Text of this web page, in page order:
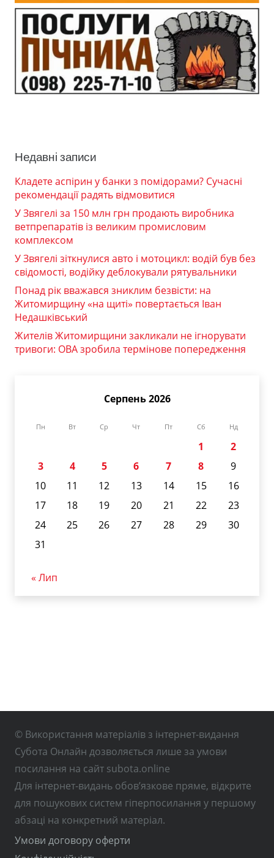
Недавні записи
Кладете аспірин у банки з помідорами? Сучасні
рекомендації радять відмовитися
У Звягелі за 150 млн грн продають виробника
ветпрепаратів із великим промисловим
комплексом
У Звягелі зіткнулися авто і мотоцикл: водій був без
свідомості, водійку деблокували рятувальники
Понад рік вважався зниклим безвісти: на
Житомирщину «на щиті» повертається Іван
Недашківський
Жителів Житомирщини закликали не ігнорувати
тривоги: ОВА зробила термінове попередження
Серпень 2026
Пн Вт Ср Чт Пт Сб Нд
1
2
3
4 5 6 7 8
9
10
11 12 13 14 15
16
17
18 19 20 21 22
23
24
25 26 27 28 29
30
31
« Лип
© Використання матеріалів з інтернет-видання
Субота Онлайн дозволяється лише за умови
посилання на сайт subota.online
Для інтернет-видань обов’язкове пряме, відкрите
для пошукових систем гіперпосилання у першому
абзаці на конкретний матеріал.
Умови договору оферти